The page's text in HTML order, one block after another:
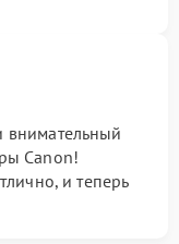
внимательный
Canon!
и теперь